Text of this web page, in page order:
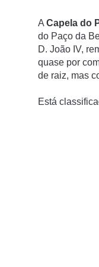
A Capela do
do Paço da
D. João IV,
quase por
de raiz, mas
Está